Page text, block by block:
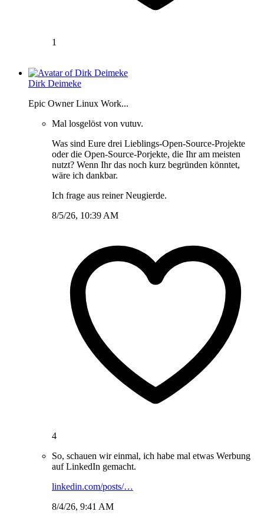
1
Dirk Deimeke
Epic Owner Linux Work...
Mal losgelöst von vutuv.
Was sind Eure drei Lieblings-Open-Source-Projekte
oder die Open-Source-Porjekte, die Ihr am meisten
nutzt? Wenn Ihr das noch kurz begründen könntet,
wäre ich dankbar.
Ich frage aus reiner Neugierde.
8/5/26, 10:39 AM
4
So, schauen wir einmal, ich habe mal etwas Werbung
auf LinkedIn gemacht.
linkedin.com/posts/…
8/4/26, 9:41 AM